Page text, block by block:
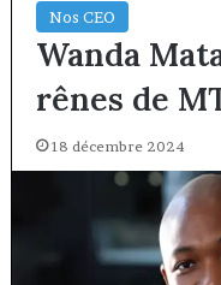
Nos CEO
Wanda
rênes de
18 décembre 2024